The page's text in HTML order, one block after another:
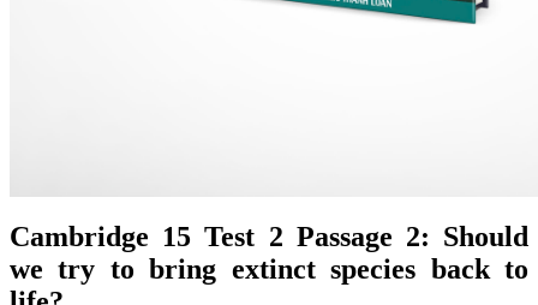
Cambridge 15 Test 2 Passage 2: Should
we try to bring extinct species back to